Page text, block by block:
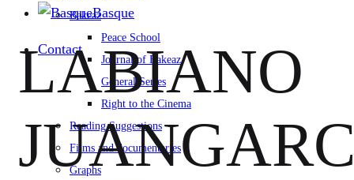
Basque
Contact
Bakeaz
Peace School
Journal of Bakeaz
General Series
Right to the Cinema
Reading Suggestions
Films and documentaries
Graphs
LABIANO